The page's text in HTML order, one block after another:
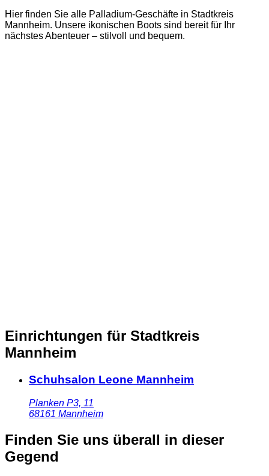
Hier finden Sie alle Palladium-Geschäfte in Stadtkreis
Mannheim. Unsere ikonischen Boots sind bereit für Ihr
nächstes Abenteuer – stilvoll und bequem.
Einrichtungen für Stadtkreis
Mannheim
Schuhsalon Leone Mannheim
Planken P3, 11
68161 Mannheim
Finden Sie uns überall in dieser
Gegend